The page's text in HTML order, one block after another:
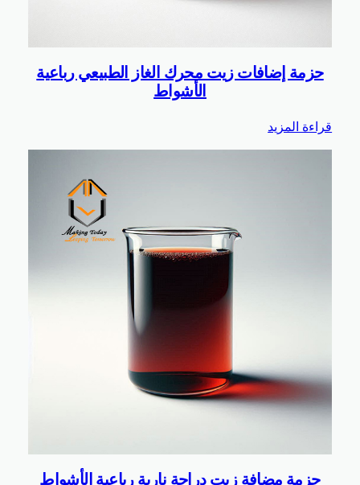
إضافات زيت محرك الغاز الطبيعي رباعية
الأشواط
المزيد
مضافة زيت دراجة نارية رباعية الأشواط